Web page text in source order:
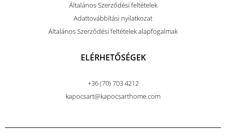
Általános Szerződési feltételek
Adattovábbítási nyilatkozat
Általános Szerződési feltételek alapfogalmak
ELÉRHETŐSÉGEK
+36 (70) 703 4212
kapocsart@kapocsarthome.com